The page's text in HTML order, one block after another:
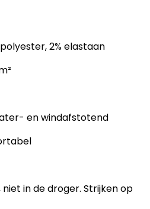
2% elastaan
en windafstotend
in de droger. Strijken op